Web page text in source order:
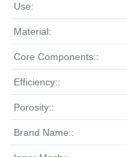
Use:
Material:
Core Components::
Efficiency::
Porosity::
Brand Name::